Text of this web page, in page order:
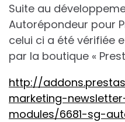
Suite au
Autorépondeur pour
celui ci a été vérifiée
par la boutique «
http://
marketing-
modules/6681-sg-